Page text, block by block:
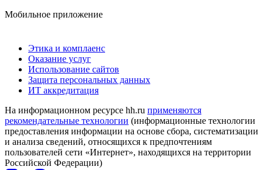
Мобильное приложение
Этика и комплаенс
Оказание услуг
Использование сайтов
Защита персональных данных
ИТ аккредитация
На информационном ресурсе hh.ru применяются
рекомендательные технологии (информационные технологии
предоставления информации на основе сбора, систематизации
и анализа сведений, относящихся к предпочтениям
пользователей сети «Интернет», находящихся на территории
Российской Федерации)